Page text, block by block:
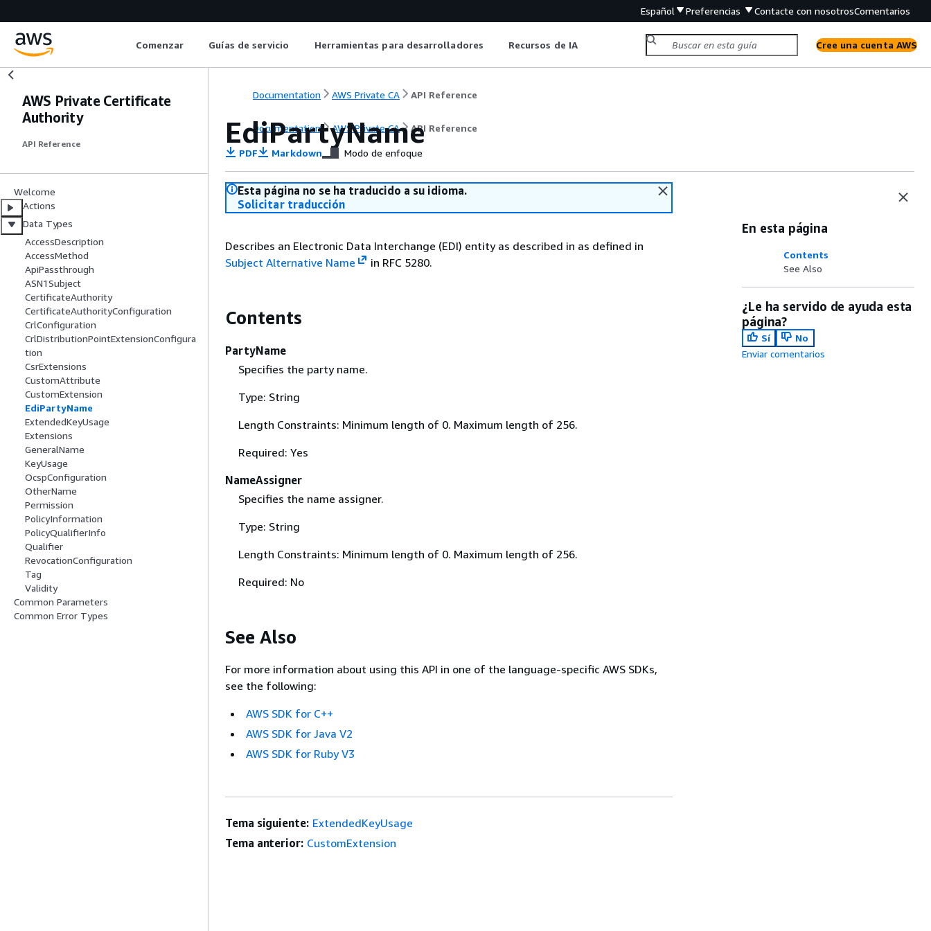
Español Preferencias Contacte con nosotrosComentarios
Comenzar Guías de servicio Herramientas para desarrolladores Recursos de IA Cree una cuenta AWS
AWS Private Certificate
Authority
API Reference
Welcome
Actions
Data Types
AccessDescription
AccessMethod
ApiPassthrough
ASN1Subject
CertificateAuthority
CertificateAuthorityConfiguration
CrlConfiguration
CrlDistributionPointExtensionConfigura
tion
CsrExtensions
CustomAttribute
CustomExtension
EdiPartyName
ExtendedKeyUsage
Extensions
GeneralName
KeyUsage
OcspConfiguration
OtherName
Permission
PolicyInformation
PolicyQualifierInfo
Qualifier
RevocationConfiguration
Tag
Validity
Common Parameters
Common Error Types
Documentation AWS Private CA API Reference
Documentation AWS Private CA API Reference
EdiPartyName
PDF Markdown Modo de enfoque
Esta página no se ha traducido a su idioma.
Solicitar traducción
Describes an Electronic Data Interchange (EDI) entity as described in as defined in
Subject Alternative Name
in RFC 5280.
Contents
PartyName
Specifies the party name.
Type: String
Length Constraints: Minimum length of 0. Maximum length of 256.
Required: Yes
NameAssigner
Specifies the name assigner.
Type: String
Length Constraints: Minimum length of 0. Maximum length of 256.
Required: No
See Also
For more information about using this API in one of the language-specific AWS SDKs,
see the following:
AWS SDK for C++
AWS SDK for Java V2
AWS SDK for Ruby V3
En esta página
Contents
See Also
¿Le ha servido de ayuda esta
página?
Sí
No
Enviar comentarios
Tema siguiente: ExtendedKeyUsage
Tema anterior: CustomExtension